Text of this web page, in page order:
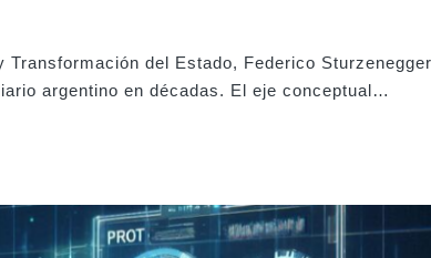
del Estado, Federico
argentino en décadas. El eje conceptual…